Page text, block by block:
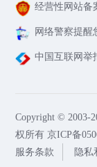
经营性网站备
网络警察提醒
中国互联网举
Copyright © 2003-
权所有京ICP备
服务条款
隐私